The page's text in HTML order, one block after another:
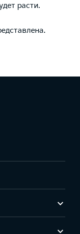
расти.
.